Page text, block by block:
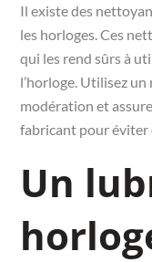
Il existe des
les horloges. Ces
qui les rend sûrs à
l’horloge. Utilisez
modération et
fabricant pour éviter
Un